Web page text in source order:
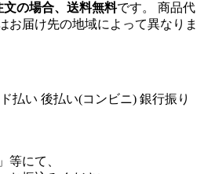
文の場合、送料無料です。 商品代
お届け先の地域によって異なりま
払い 後払い(コンビニ) 銀行振り
等にて、